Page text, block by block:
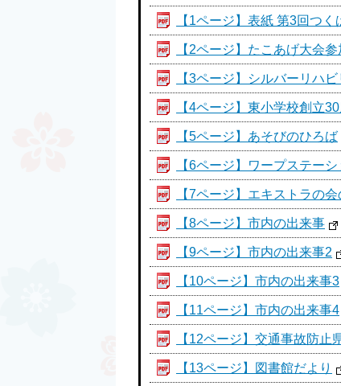
【1ページ】表紙 第3回つ
【2ページ】たこあげ大会
【3ページ】シルバーリハ
【4ページ】東小学校創立
【5ページ】あそびのひろば
【6ページ】ワープステー
【7ページ】エキストラの
【8ページ】市内の出来事
【9ページ】市内の出来事2
【10ページ】市内の出来事3
【11ページ】市内の出来事4
【12ページ】交通事故防止
【13ページ】図書館だより